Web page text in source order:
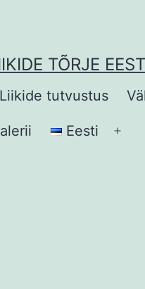
TÕRJE
Liikide tutvustus
Eesti